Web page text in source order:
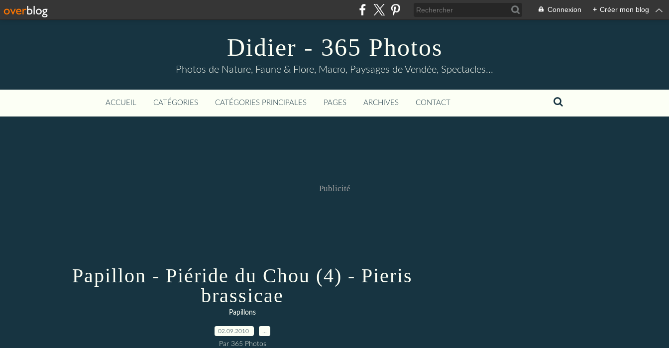
Connexion + Créer mon blog
Didier - 365 Photos
Photos de Nature, Faune & Flore, Macro, Paysages de Vendée, Spectacles...
ACCUEIL CATÉGORIES CATÉGORIES PRINCIPALES PAGES ARCHIVES CONTACT
Publicité
Papillon - Piéride du Chou (4) - Pieris
brassicae
Papillons
02.09.2010
Par 365 Photos